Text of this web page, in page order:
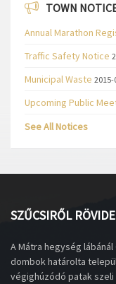
TOWN
Annual Marathon
Traffic Safety Notice
Municipal Waste 2015-
Upcoming Public
See All Notices
SZŰCSIRŐL
A Mátra hegység
dombok határolta
végighúzódó patak